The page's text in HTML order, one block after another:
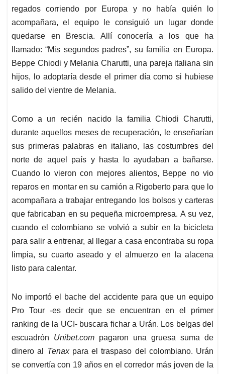
regados corriendo por Europa y no había quién lo
acompañara, el equipo le consiguió un lugar donde
quedarse en Brescia. Allí conocería a los que ha
llamado: “Mis segundos padres”, su familia en Europa.
Beppe Chiodi y Melania Charutti, una pareja italiana sin
hijos, lo adoptaría desde el primer día como si hubiese
salido del vientre de Melania.
Como a un recién nacido la familia Chiodi Charutti,
durante aquellos meses de recuperación, le enseñarían
sus primeras palabras en italiano, las costumbres del
norte de aquel país y hasta lo ayudaban a bañarse.
Cuando lo vieron con mejores alientos, Beppe no vio
reparos en montar en su camión a Rigoberto para que lo
acompañara a trabajar entregando los bolsos y carteras
que fabricaban en su pequeña microempresa. A su vez,
cuando el colombiano se volvió a subir en la bicicleta
para salir a entrenar, al llegar a casa encontraba su ropa
limpia, su cuarto aseado y el almuerzo en la alacena
listo para calentar.
No importó el bache del accidente para que un equipo
Pro Tour -es decir que se encuentran en el primer
ranking de la UCI- buscara fichar a Urán. Los belgas del
escuadrón Unibet.com pagaron una gruesa suma de
dinero al Tenaxpara el traspaso del colombiano. Urán
se convertía con 19 años en el corredor más joven de la